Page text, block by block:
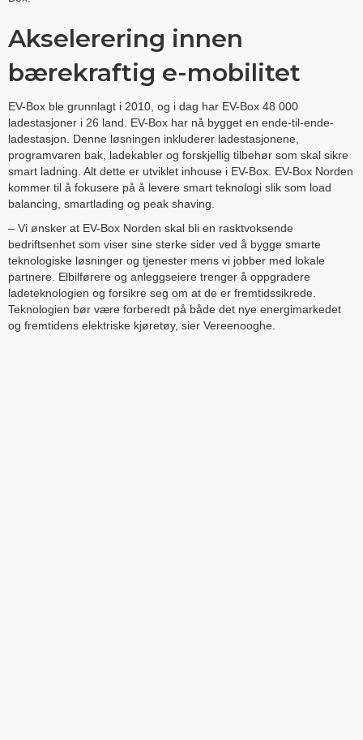
Akselerering innen
bærekraftig e-mobilitet
EV-Box ble grunnlagt i 2010, og i dag har EV-Box 48 000
ladestasjoner i 26 land. EV-Box har nå bygget en ende-til-ende-
ladestasjon. Denne løsningen inkluderer ladestasjonene,
programvaren bak, ladekabler og forskjellig tilbehør som skal sikre
smart ladning. Alt dette er utviklet inhouse i EV-Box. EV-Box Norden
kommer til å fokusere på å levere smart teknologi slik som load
balancing, smartlading og peak shaving.
– Vi ønsker at EV-Box Norden skal bli en rasktvoksende
bedriftsenhet som viser sine sterke sider ved å bygge smarte
teknologiske løsninger og tjenester mens vi jobber med lokale
partnere. Elbilførere og anleggseiere trenger å oppgradere
ladeteknologien og forsikre seg om at de er fremtidssikrede.
Teknologien bør være forberedt på både det nye energimarkedet
og fremtidens elektriske kjøretøy, sier Vereenooghe.